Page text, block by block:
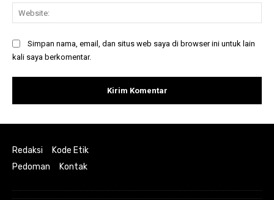
Simpan nama, email, dan situs web saya di browser ini untuk lain
kali saya berkomentar.
Redaksi
Kode Etik
Pedoman
Kontak